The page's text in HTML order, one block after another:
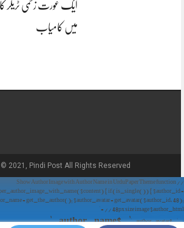
ایک عورت زخمی ٹریلر کا
میں کامیاب
2021, Pindi Post All Rights Reserved.
// Show Author Image with Author Name in UrduPaper Theme function
{ if (is_single()) { $author_id =
= get_the_author(); $author_avatar = get_avatar($author_id, 48);
// 48px size image $author_html = '
' . $author_avatar . '
' . $author_name . '